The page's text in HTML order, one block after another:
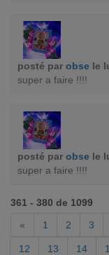
posté par obse le
super a faire !!!!
posté par obse le
super a faire !!!!
361 - 380 de 1099
«
1 2 3
12 13 14